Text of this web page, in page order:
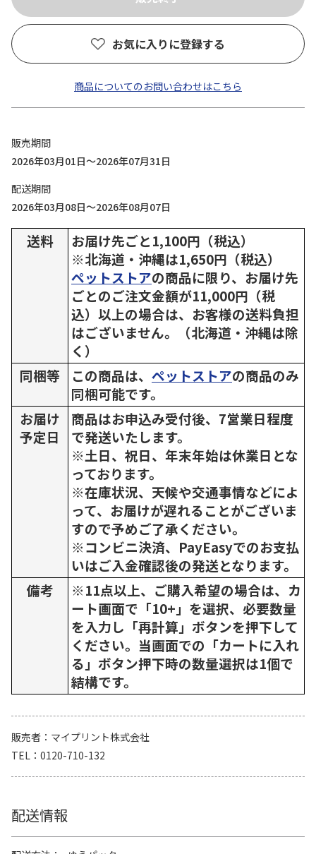
お気に入りに登録する
商品についてのお問い合わせはこちら
販売期間
2026年03月01日～2026年07月31日
配送期間
2026年03月08日～2026年08月07日
送料
お届け先ごと1,100円（税込）
※北海道・沖縄は1,650円（税込）
ペットストアの商品に限り、お届け先
ごとのご注文金額が11,000円（税
込）以上の場合は、お客様の送料負担
はございません。（北海道・沖縄は除
く）
同梱等
この商品は、 ペットストアの商品のみ
同梱可能です。
お届け
予定日
商品はお申込み受付後、7営業日程度
で発送いたします。
※土日、祝日、年末年始は休業日とな
っております。
※在庫状況、天候や交通事情などによ
って、お届けが遅れることがございま
すので予めご了承ください。
※コンビニ決済、PayEasyでのお支払
いはご入金確認後の発送となります。
備考
※11点以上、ご購入希望の場合は、カ
ート画面で「10+」を選択、必要数量
を入力し「再計算」ボタンを押下して
ください。当画面での「カートに入れ
る」ボタン押下時の数量選択は1個で
結構です。
販売者
マイプリント株式会社
TEL
0120-710-132
配送情報